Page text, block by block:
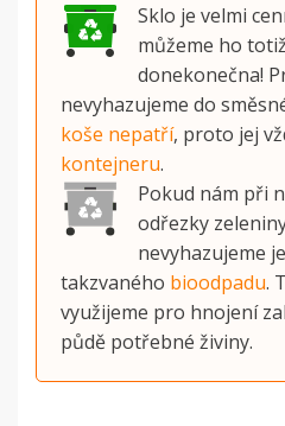
Sklo je velmi
můžeme ho
donekonečna!
nevyhazujeme do
koše nepatří, proto jej
kontejneru.
Pokud nám při
odřezky
nevyhazujeme
takzvaného bioodpadu.
využijeme pro hnojení
půdě potřebné živiny.